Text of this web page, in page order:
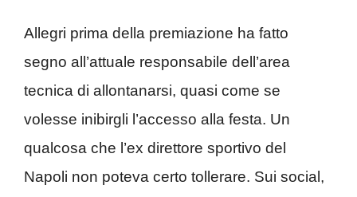
Allegri prima della premiazione ha fatto
segno all’attuale responsabile dell’area
tecnica di allontanarsi, quasi come se
volesse inibirgli l’accesso alla festa. Un
qualcosa che l’ex direttore sportivo del
Napoli non poteva certo tollerare. Sui social,